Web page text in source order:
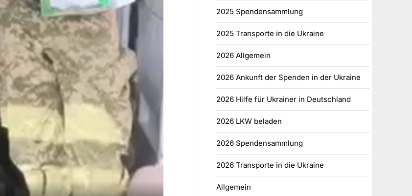
2025 Spendensammlung
2025 Transporte in die Ukraine
2026 Allgemein
2026 Ankunft der Spenden in der Ukraine
2026 Hilfe für Ukrainer in Deutschland
2026 LKW beladen
2026 Spendensammlung
2026 Transporte in die Ukraine
Allgemein